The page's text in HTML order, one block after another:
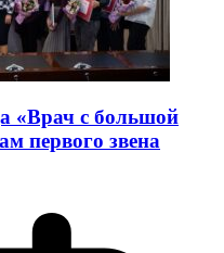
«Врач с большой
первого звена